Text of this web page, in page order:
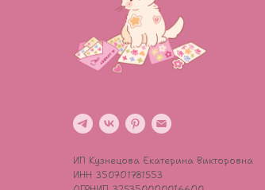
ИП Кузнецова Екатерина Викторовна
ИНН 350701781553